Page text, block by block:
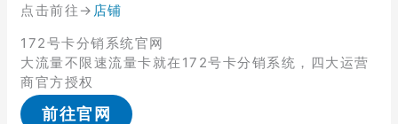
点击前往→ 店铺
172号卡分销系统官网
大流量不限速流量卡就在172号卡分销系统，四大运营
商官方授权
前往官网